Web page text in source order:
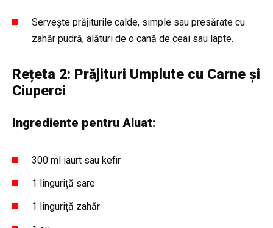
Servește prăjiturile calde, simple sau presărate cu
zahăr pudră, alături de o cană de ceai sau lapte.
Rețeta 2: Prăjituri Umplute cu Carne și
Ciuperci
Ingrediente pentru Aluat:
300 ml iaurt sau kefir
1 linguriță sare
1 linguriță zahăr